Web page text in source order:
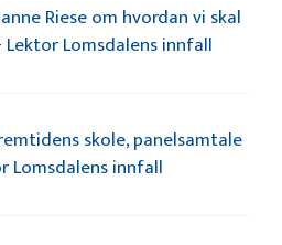
Riese om hvordan vi skal
Lomsdalens innfall
skole, panelsamtale
Lomsdalens innfall